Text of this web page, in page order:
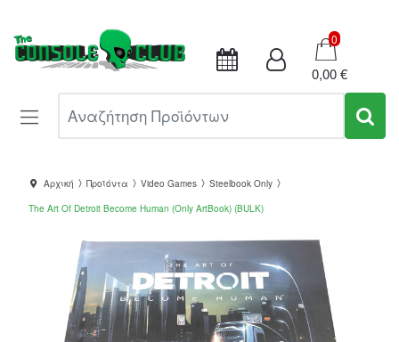
Καλάθι
0
0,00 €
Αρχική Προϊόντα Video Games
Steelbook Only
The Art Of Detroit Become Human (Only ArtBook) (BULK)